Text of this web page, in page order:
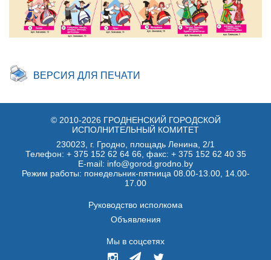
ВЕРСИЯ ДЛЯ ПЕЧАТИ
© 2010-2026 ГРОДНЕНСКИЙ ГОРОДСКОЙ
ИСПОЛНИТЕЛЬНЫЙ КОМИТЕТ
230023, г. Гродно, площадь Ленина, 2/1
Телефон: + 375 152 62 64 66 , факс: + 375 152 62 40 35
E-mail: info@gorod.grodno.by
Режим работы: понедельник-пятница 08.00-13.00, 14.00-
17.00
Руководство исполкома
Объявления
Мы в соцсетях